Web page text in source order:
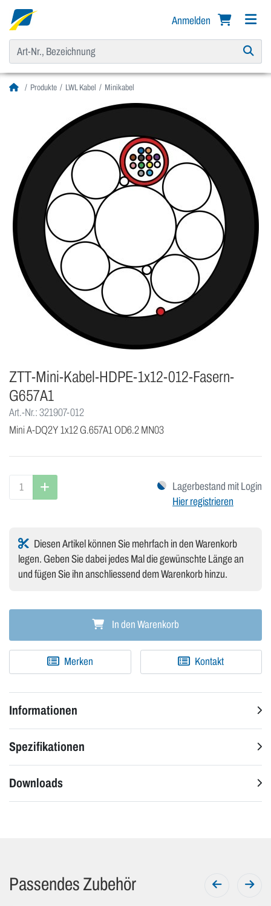
Anmelden
Produkte LWL Kabel Minikabel
ZTT-Mini-Kabel-HDPE-1x12-012-Fasern-
G657A1
Art.-Nr.: 321907-012
Mini A-DQ2Y 1x12 G.657A1 OD6.2 MN03
Lagerbestand mit Login
Hier registrieren
Diesen Artikel können Sie mehrfach in den Warenkorb
legen. Geben Sie dabei jedes Mal die gewünschte Länge an
und fügen Sie ihn anschliessend dem Warenkorb hinzu.
In den Warenkorb
Merken Kontakt
Informationen
Spezifikationen
Downloads
Passendes Zubehör